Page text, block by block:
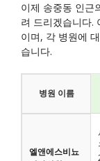
이제 송중동 인근
려 드리겠습니다.
이며, 각 병원에
습니다.
병원 이름
엘앤에스비뇨